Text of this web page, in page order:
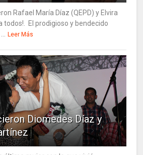
Rafael María Díaz (QEPD) y Elvira
todos!. El prodigioso y bendecido
Leer Más
Diomedes Díaz y